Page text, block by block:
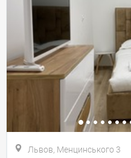
Львов, Менцинського 3